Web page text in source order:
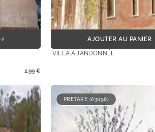
2,99 €
AJOUTER AU PANIER
VILLA ABANDONNÉE
PRETARE (63096)